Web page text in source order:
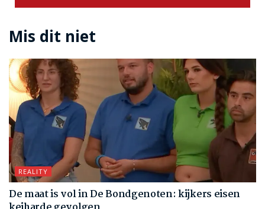
Mis dit niet
REALITY
De maat is vol in De Bondgenoten: kijkers eisen